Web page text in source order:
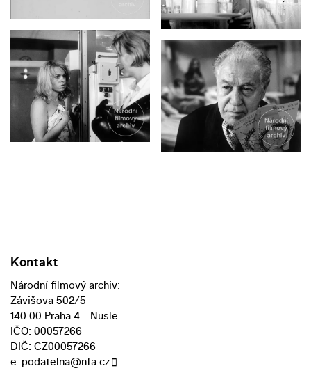
Kontakt
Národní filmový archiv:
Závišova 502/5
140 00 Praha 4 - Nusle
IČO: 00057266
DIČ: CZ00057266
e-podatelna@nfa.cz